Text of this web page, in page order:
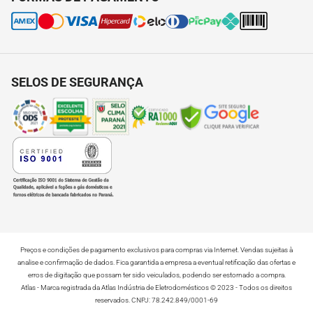
Termos e Condições de Uso do Site
Seja uma Assistência Autorizada
Open CE - Descarte Consciente
Trocas e Devoluções
SELOS DE SEGURANÇA
Preços e condições de pagamento exclusivos para compras via Internet. Vendas sujeitas à
analise e confirmação de dados. Fica garantida a empresa a eventual retificação das ofertas e
erros de digitação que possam ter sido veiculados, podendo ser estornado a compra.
Atlas - Marca registrada da Atlas Indústria de Eletrodomésticos © 2023 - Todos os direitos
reservados. CNPJ: 78.242.849/0001-69